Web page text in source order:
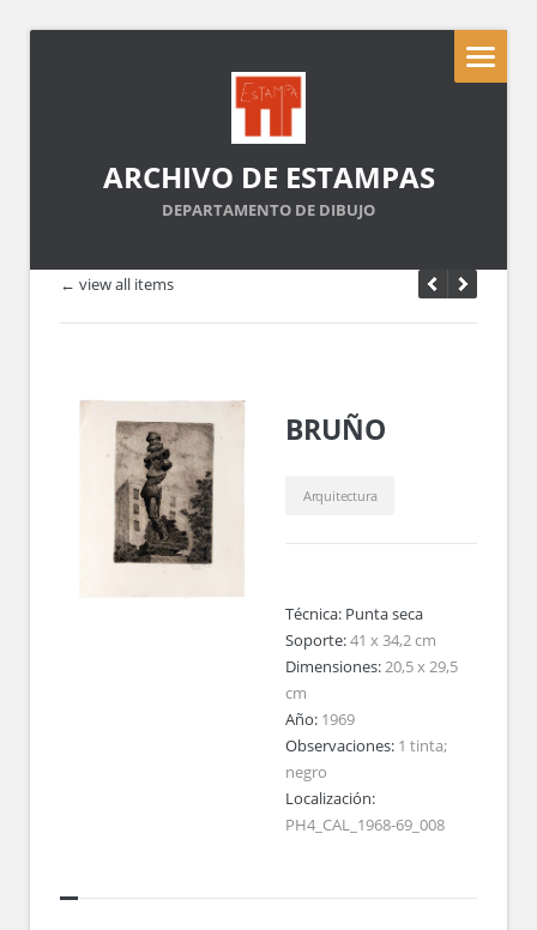
ARCHIVO DE ESTAMPAS
DEPARTAMENTO DE DIBUJO
← view all items
BRUÑO
Arquitectura
Técnica: Punta seca
Soporte:41 x 34,2 cm
Dimensiones:20,5 x 29,5
cm
Año: 1969
Observaciones: 1 tinta;
negro
Localización:
PH4_CAL_1968-69_008